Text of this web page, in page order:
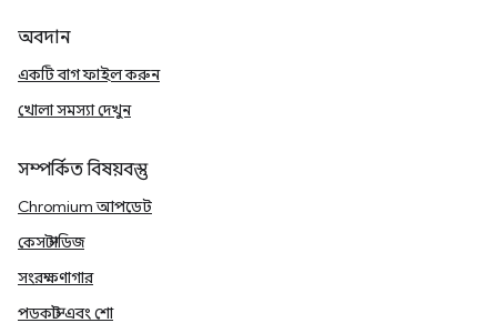
অবদান
একটি বাগ ফাইল করুন
খোলা সমস্যা দেখুন
সম্পর্কিত বিষয়বস্তু
Chromium আপডেট
কেস স্টাডিজ
সংরক্ষণাগার
পডকাস্ট এবং শো